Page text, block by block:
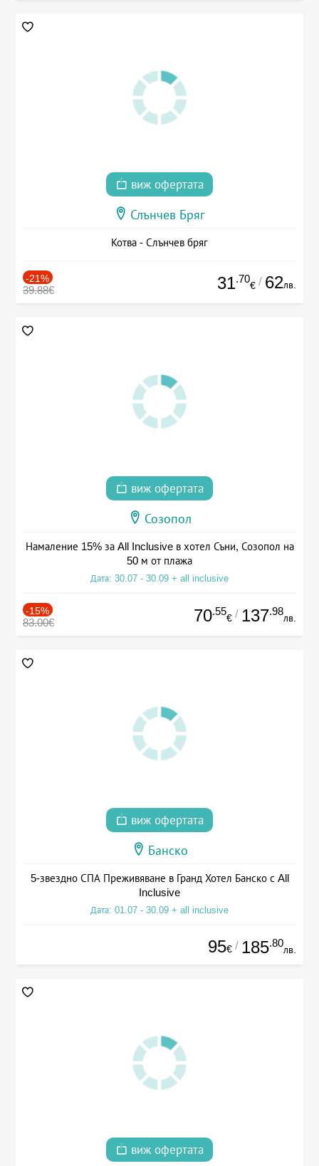
виж офертата
Слънчев Бряг
Котва - Слънчев бряг
-21%
39.88€ 31.70
€ / 62лв.
виж офертата
Созопол
Намаление 15% за All Inclusive в хотел Съни, Созопол на
50 м от плажа
Дата: 30.07 - 30.09 + all inclusive
-15%
83.00€ 70.55
€ / 137.98
лв.
виж офертата
Банско
5-звездно СПА Преживяване в Гранд Хотел Банско с All
Inclusive
Дата: 01.07 - 30.09 + all inclusive
95€ / 185.80
лв.
виж офертата